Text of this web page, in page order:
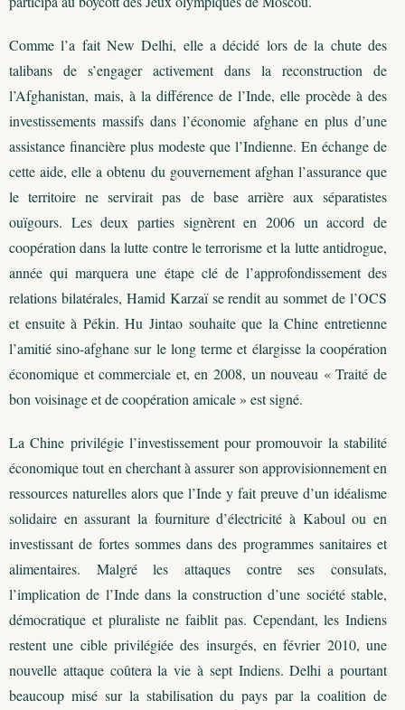
Comme l’a fait New Delhi, elle a décidé lors de la chute des
talibans de s’engager activement dans la reconstruction de
l’Afghanistan, mais, à la différence de l’Inde, elle procède à des
investissements massifs dans l’économie afghane en plus d’une
assistance financière plus modeste que l’Indienne. En échange de
cette aide, elle a obtenu du gouvernement afghan l’assurance que
le territoire ne servirait pas de base arrière aux séparatistes
ouïgours. Les deux parties signèrent en 2006 un accord de
coopération dans la lutte contre le terrorisme et la lutte antidrogue,
année qui marquera une étape clé de l’approfondissement des
relations bilatérales, Hamid Karzaï se rendit au sommet de l’OCS
et ensuite à Pékin. Hu Jintao souhaite que la Chine entretienne
l’amitié sino-afghane sur le long terme et élargisse la coopération
économique et commerciale et, en 2008, un nouveau « Traité de
bon voisinage et de coopération amicale » est signé.
La Chine privilégie l’investissement pour promouvoir la stabilité
économique tout en cherchant à assurer son approvisionnement en
ressources naturelles alors que l’Inde y fait preuve d’un idéalisme
solidaire en assurant la fourniture d’électricité à Kaboul ou en
investissant de fortes sommes dans des programmes sanitaires et
alimentaires. Malgré les attaques contre ses consulats,
l’implication de l’Inde dans la construction d’une société stable,
démocratique et pluraliste ne faiblit pas. Cependant, les Indiens
restent une cible privilégiée des insurgés, en février 2010, une
nouvelle attaque coûtera la vie à sept Indiens. Delhi a pourtant
beaucoup misé sur la stabilisation du pays par la coalition de